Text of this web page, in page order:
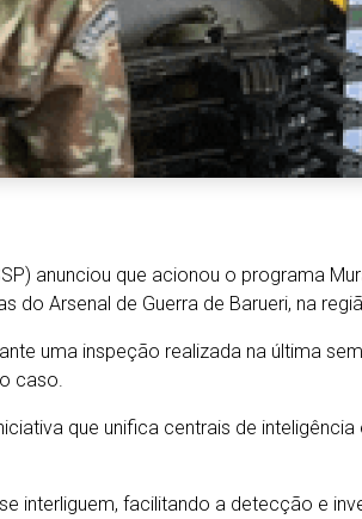
anunciou que acionou o programa
do Arsenal de Guerra de Barueri, na
uma inspeção realizada na última
caso.
que unifica centrais de
interliguem, facilitando a detecção e